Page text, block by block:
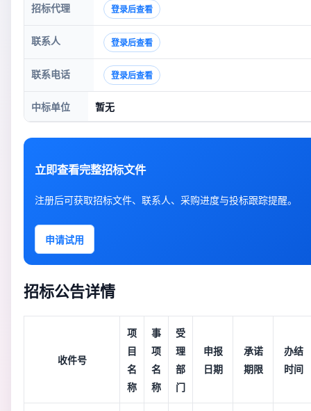
招标代理 登录后查看
联系人 登录后查看
联系电话 登录后查看
中标单位 暂无
立即查看完整招标文件
注册后可获取招标文件、联系人、采购进度与投标跟踪提醒。
申请试用
招标公告详情
收件号
项
目
名
称
事
项
名
称
受
理
部
门
申报
日期
承诺
期限
办结
时间